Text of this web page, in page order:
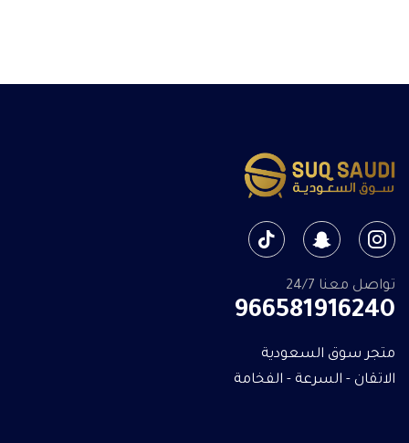
تواصل معنا 24/7
966581916240
متجر سوق السعودية
الاتقان - السرعة - الفخامة